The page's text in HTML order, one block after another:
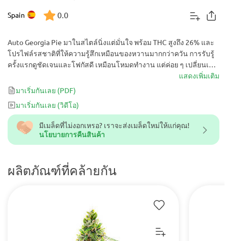
Spain 0.0
มีเมล็ดที่ไม่งอกเหรอ? เราจะส่งเมล็ดใหม่ให้แก่คุณ!
นโยบายการคืนสินค้า
ผลิตภัณฑ์ที่คล้ายกัน
Auto Georgia Pie มาในสไตล์นิ่งแต่มั่นใจ พร้อม THC สูงถึง 26% และ
โปรไฟล์รสชาติที่ให้ความรู้สึกเหมือนของหวานมากกว่าควัน การรับรู้
ครั้งแรกดูชัดเจนและโฟกัสดี เหมือนโหมดทำงาน แต่ค่อย ๆ เปลี่ยนเป็น
ความผ่อนคลายที่นุ่มขึ้น เป็นสายพันธุ์ที่ทำให้หัวโล่ง ในขณะที่ร่างกาย
ค่อย ๆ คลายตัวตามจังหวะของตัวเอง
แสดงเพิ่มเติม
มาเริ่มกันเลย (PDF)
มาเริ่มกันเลย (วิดีโอ)